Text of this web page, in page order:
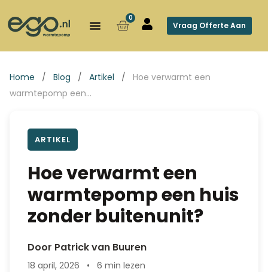
0
Vraag Offerte Aan
Home / Blog / Artikel /
Hoe verwarmt een
warmtepomp een…
ARTIKEL
Hoe verwarmt een
warmtepomp een huis
zonder buitenunit?
Door Patrick van Buuren
18 april, 2026 •
6 min lezen